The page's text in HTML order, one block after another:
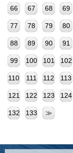
66 67 68 69
77 78 79 80
88 89 90 91
99 100 101 102
110 111 112 113
121 122 123 124
132 133 ≫